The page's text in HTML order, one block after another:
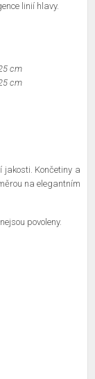
linií hlavy.
cm
cm
jakosti. Končetiny a
na elegantním
povoleny.